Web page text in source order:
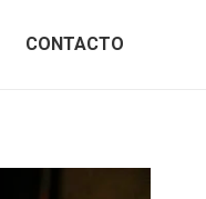
CONTACTO
CONTACTO